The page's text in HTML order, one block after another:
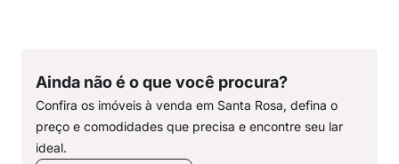
Ainda não é o que você procura?
Confira os imóveis à venda em Santa Rosa, defina o
preço e comodidades que precisa e encontre seu lar
ideal.